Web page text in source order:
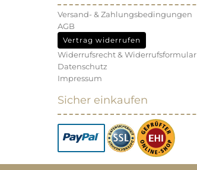
Versand- & Zahlungsbedingungen
AGB
Vertrag widerrufen
Widerrufsrecht & Widerrufsformular
Datenschutz
Impressum
Sicher einkaufen